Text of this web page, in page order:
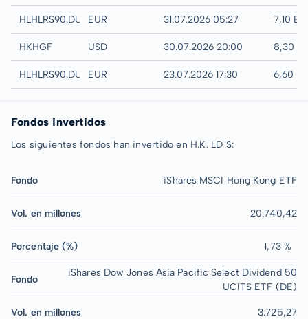
Quotrix
HLHLRS90.DUSDEUR 31.07.2026 05:27 7,10
UTC
HKHGF USD 30.07.2026 20:00 8,30
Düsseldorf
HLHLRS90.DUSBEUR 23.07.2026 17:30 6,60
Fondos invertidos
Los siguientes fondos han invertido en H.K. LD S:
Fondo iShares MSCI Hong Kong ETF
Vol. en millones 20.740,42
Porcentaje (%) 1,73 %
Fondo
iShares Dow Jones Asia Pacific Select Dividend 50
UCITS ETF (DE)
Vol. en millones 3.725,27